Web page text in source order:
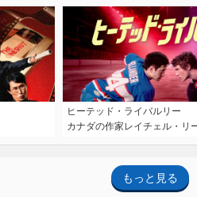
ヒーテッド・ライバルリー
カナダの作家レイチェル・リ
もっと見る